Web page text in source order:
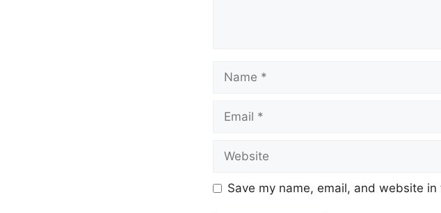
Save my name, email, and website